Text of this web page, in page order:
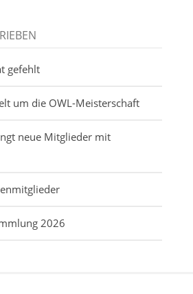
gefehlt
um die OWL-Meisterschaft
neue Mitglieder mit
2026